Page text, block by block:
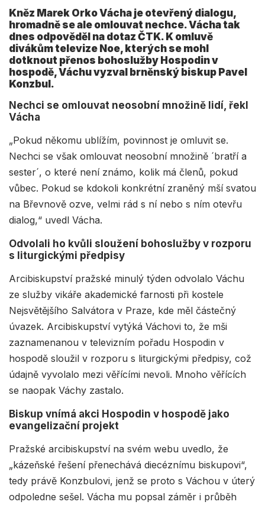
Kněz Marek Orko Vácha je otevřený dialogu,
hromadně se ale omlouvat nechce. Vácha tak
dnes odpověděl na dotaz ČTK. K omluvě
divákům televize Noe, kterých se mohl
dotknout přenos bohoslužby Hospodin v
hospodě, Váchu vyzval brněnský biskup Pavel
Konzbul.
Nechci se omlouvat neosobní množině lidí, řekl
Vácha
„Pokud někomu ublížím, povinnost je omluvit se.
Nechci se však omlouvat neosobní množině ´bratří a
sester´, o které není známo, kolik má členů, pokud
vůbec. Pokud se kdokoli konkrétní zraněný mší svatou
na Břevnově ozve, velmi rád s ní nebo s ním otevřu
dialog,“ uvedl Vácha.
Odvolali ho kvůli sloužení bohoslužby v rozporu
s liturgickými předpisy
Arcibiskupství pražské minulý týden odvolalo Váchu
ze služby vikáře akademické farnosti při kostele
Nejsvětějšího Salvátora v Praze, kde měl částečný
úvazek. Arcibiskupství vytýká Váchovi to, že mši
zaznamenanou v televizním pořadu Hospodin v
hospodě sloužil v rozporu s liturgickými předpisy, což
údajně vyvolalo mezi věřícími nevoli. Mnoho věřících
se naopak Váchy zastalo.
Biskup vnímá akci Hospodin v hospodě jako
evangelizační projekt
Pražské arcibiskupství na svém webu uvedlo, že
„kázeňské řešení přenechává diecéznímu biskupovi“,
tedy právě Konzbulovi, jenž se proto s Váchou v úterý
odpoledne sešel. Vácha mu popsal záměr i průběh